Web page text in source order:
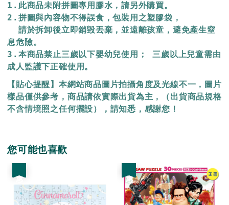
1.此商品未附拼圖專用膠水，請另外購買。
2.拼圖與內容物不得誤食，包裝用之塑膠袋，
  請於拆卸後立即銷毀丟棄，
並遠離孩童，避免產生窒
息危險。
3.本商品禁止三歲以下嬰幼兒使用； 三歲以上兒童需由
成人監護下正確使用。
【貼心提醒】本網站商品圖片拍攝角度及光線不一，圖片
樣品僅供參考，商品請依實際出貨為主，（出貨商品規格
不含情境照之任何擺設），請知悉，感謝您！
您可能也喜歡